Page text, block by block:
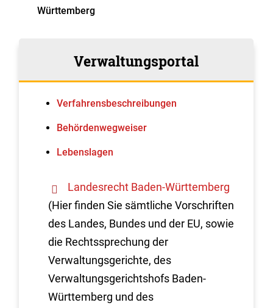
Württemberg
Verwaltungsportal
Verfahrens­beschreibungen
Behördenwegweiser
Lebenslagen
Landesrecht Baden-Württemberg
(Hier finden Sie sämtliche Vorschriften
des Landes, Bundes und der EU, sowie
die Rechtssprechung der
Verwaltungsgerichte, des
Verwaltungsgerichtshofs Baden-
Württemberg und des